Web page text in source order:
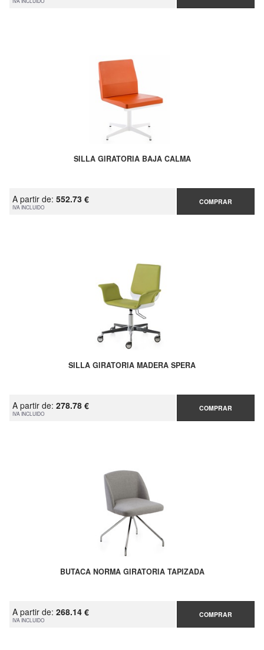
SILLA GIRATORIA BAJA CALMA
A partir de: 552.73 €
IVA INCLUIDO
COMPRAR
SILLA GIRATORIA MADERA SPERA
A partir de: 278.78 €
IVA INCLUIDO
COMPRAR
BUTACA NORMA GIRATORIA TAPIZADA
A partir de: 268.14 €
IVA INCLUIDO
COMPRAR